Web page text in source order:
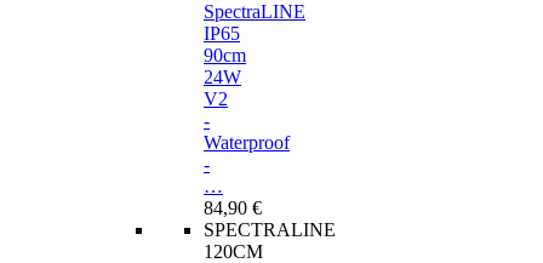
SpectraLINE
IP65
90cm
24W
V2
-
Waterproof
-
…
84,90 €
SPECTRALINE
120CM